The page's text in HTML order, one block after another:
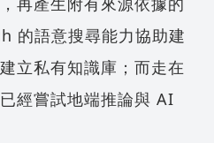
的語意搜尋能力協助建
立私有知識庫；而走在
經嘗試地端推論與 AI